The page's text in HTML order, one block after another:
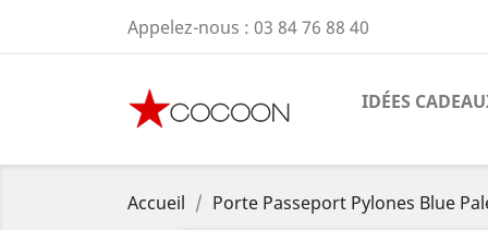
Appelez-nous : 03 84 76 88 40
IDÉES
Accueil Porte Passeport Pylones Blue